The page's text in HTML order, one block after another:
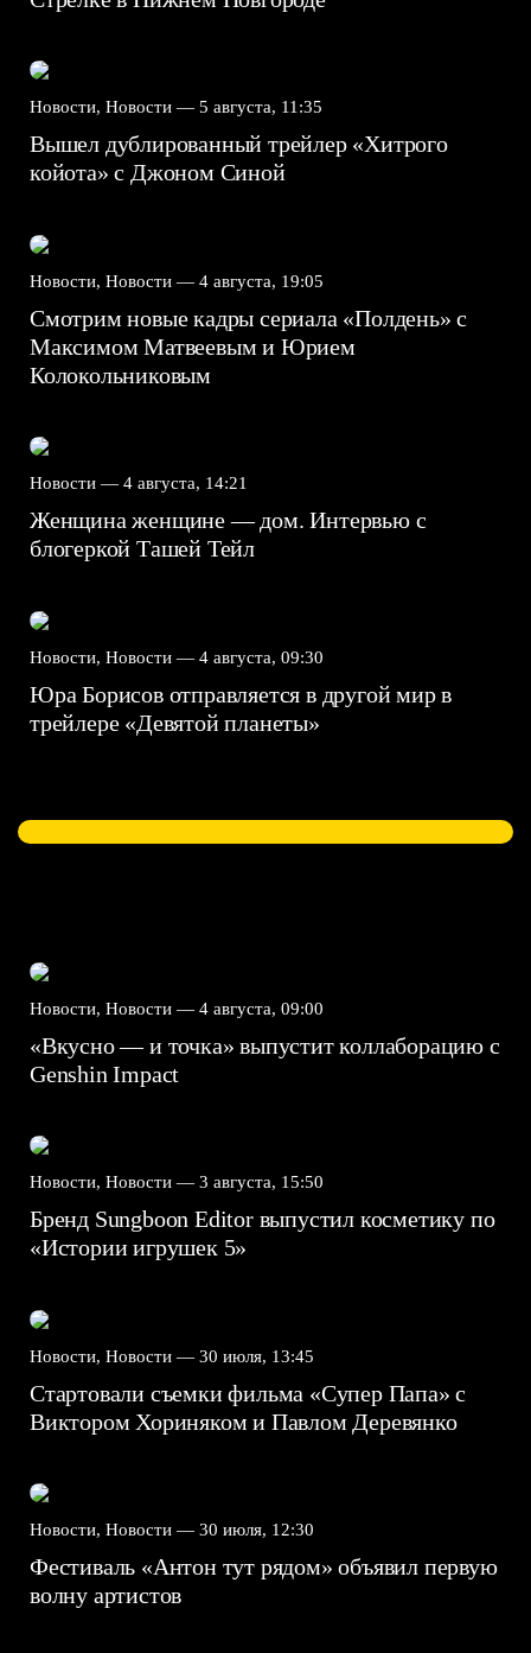
Новости, Новости — 5 августа, 11:35
Вышел дублированный трейлер «Хитрого
койота» с Джоном Синой
Новости, Новости — 4 августа, 19:05
Смотрим новые кадры сериала «Полдень» с
Максимом Матвеевым и Юрием
Колокольниковым
Новости — 4 августа, 14:21
Женщина женщине — дом. Интервью с
блогеркой Ташей Тейл
Новости, Новости — 4 августа, 09:30
Юра Борисов отправляется в другой мир в
трейлере «Девятой планеты»
Новости, Новости — 4 августа, 09:00
«Вкусно — и точка» выпустит коллаборацию с
Genshin Impact⁠⁠
Новости, Новости — 3 августа, 15:50
Бренд Sungboon Editor выпустил косметику по
«Истории игрушек 5»
Новости, Новости — 30 июля, 13:45
Стартовали съемки фильма «Супер Папа» с
Виктором Хориняком и Павлом Деревянко
Новости, Новости — 30 июля, 12:30
Фестиваль «Антон тут рядом» объявил первую
волну артистов